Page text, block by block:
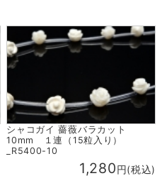
シャコガイ 薔薇バラカット
10mm １連（15粒入り）
_R5400-10
1,280円(税込)